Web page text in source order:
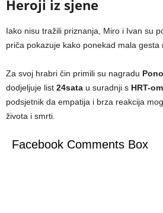
Heroji iz sjene
Iako nisu tražili priznanja, Miro i Ivan su
priča pokazuje kako ponekad mala gesta
Za svoj hrabri čin primili su nagradu
dodjeljuje list 24sata u suradnji s HRT-om
podsjetnik da empatija i brza reakcija
života i smrti.
Facebook Comments Box